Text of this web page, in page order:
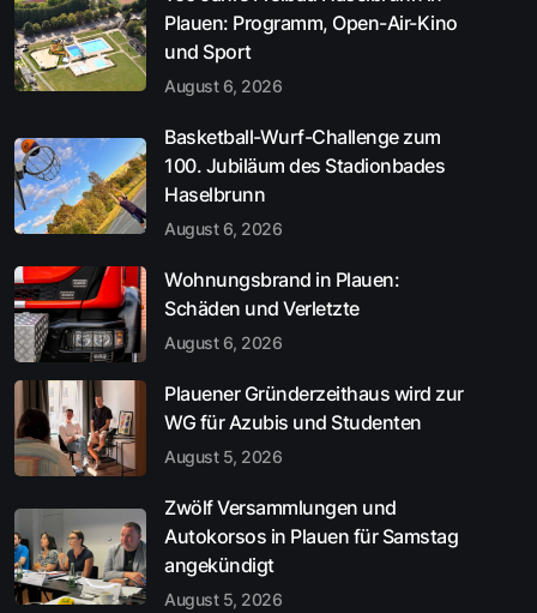
Plauen: Programm, Open-Air-Kino
und Sport
August 6, 2026
Basketball-Wurf-Challenge zum
100. Jubiläum des Stadionbades
Haselbrunn
August 6, 2026
Wohnungsbrand in Plauen:
Schäden und Verletzte
August 6, 2026
Plauener Gründerzeithaus wird zur
WG für Azubis und Studenten
August 5, 2026
Zwölf Versammlungen und
Autokorsos in Plauen für Samstag
angekündigt
August 5, 2026